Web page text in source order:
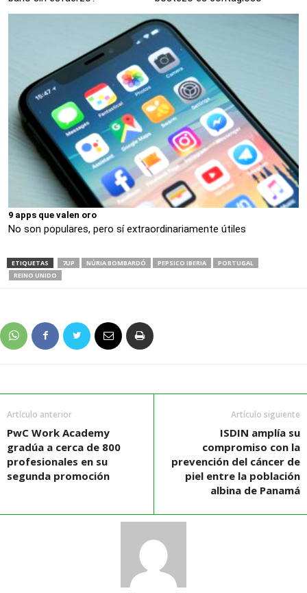
9 apps que valen oro
No son populares, pero sí extraordinariamente útiles
ETIQUETAS 7UP NÚRIA BOMBARDÓ PEPSICO IBERIA
PORTUGAL
REINO UNIDO
Artículo anterior
PwC Work Academy
gradúa a cerca de 800
profesionales en su
segunda promoción
Artículo siguiente
ISDIN amplía su
compromiso con la
prevención del cáncer de
piel entre la población
albina de Panamá